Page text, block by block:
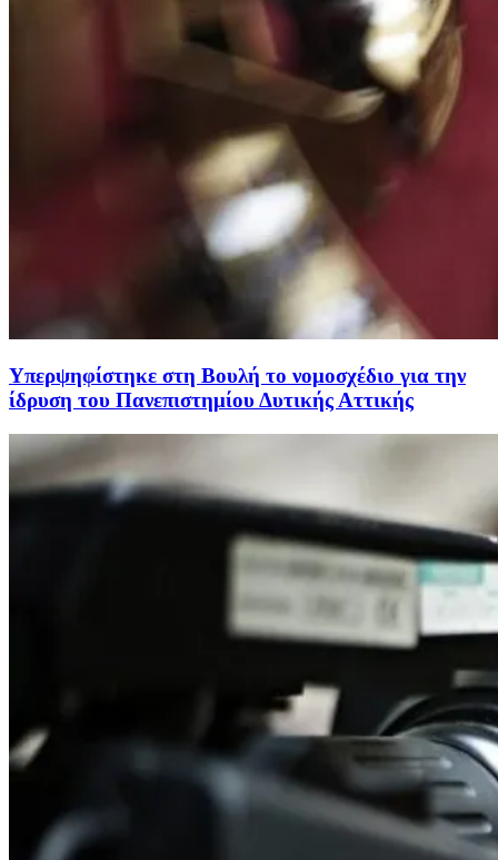
Υπερψηφίστηκε στη Βουλή το νομοσχέδιο για την
ίδρυση του Πανεπιστημίου Δυτικής Αττικής